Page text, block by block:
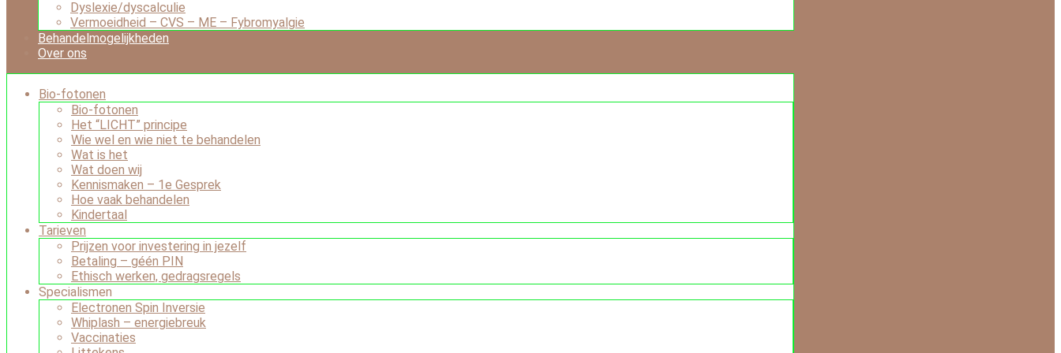
Dyslexie/dyscalculie
Vermoeidheid – CVS – ME – Fybromyalgie
Behandelmogelijkheden
Over ons
Bio-fotonen
Bio-fotonen
Het “LICHT” principe
Wie wel en wie niet te behandelen
Wat is het
Wat doen wij
Kennismaken – 1e Gesprek
Hoe vaak behandelen
Kindertaal
Tarieven
Prijzen voor investering in jezelf
Betaling – géén PIN
Ethisch werken, gedragsregels
Specialismen
Electronen Spin Inversie
Whiplash – energiebreuk
Vaccinaties